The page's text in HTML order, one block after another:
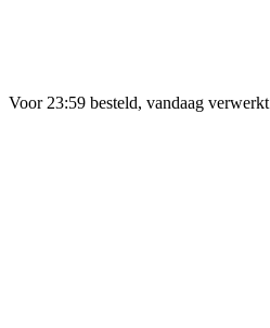
Voor 23:59 besteld, vandaag verwerkt